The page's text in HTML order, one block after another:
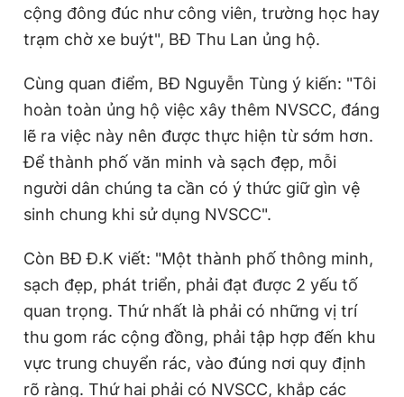
cộng đông đúc như công viên, trường học hay
trạm chờ xe buýt", BĐ Thu Lan ủng hộ.
Cùng quan điểm, BĐ Nguyễn Tùng ý kiến: "Tôi
hoàn toàn ủng hộ việc xây thêm NVSCC, đáng
lẽ ra việc này nên được thực hiện từ sớm hơn.
Để thành phố văn minh và sạch đẹp, mỗi
người dân chúng ta cần có ý thức giữ gìn vệ
sinh chung khi sử dụng NVSCC".
Còn BĐ Đ.K viết: "Một thành phố thông minh,
sạch đẹp, phát triển, phải đạt được 2 yếu tố
quan trọng. Thứ nhất là phải có những vị trí
thu gom rác cộng đồng, phải tập hợp đến khu
vực trung chuyển rác, vào đúng nơi quy định
rõ ràng. Thứ hai phải có NVSCC, khắp các